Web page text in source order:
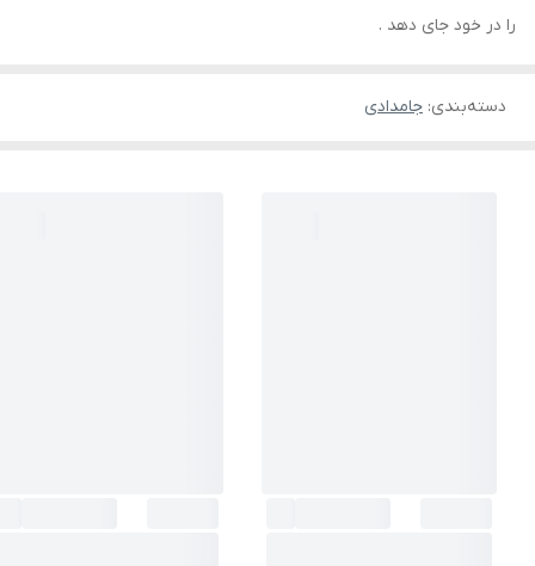
را در خود جای دهد .
دسته‌بندی: جامدادی